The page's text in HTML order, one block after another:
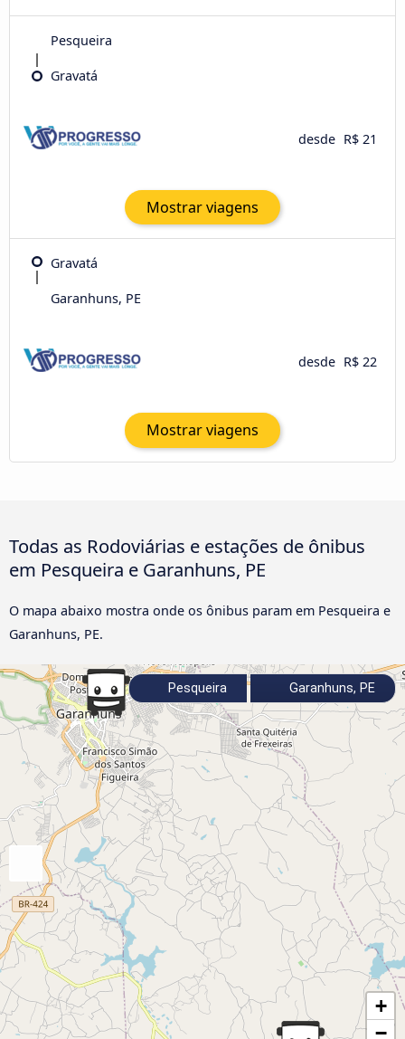
Pesqueira
Gravatá
desde R$ 21
Mostrar viagens
Gravatá
Garanhuns, PE
desde R$ 22
Mostrar viagens
Todas as Rodoviárias e estações de ônibus
em Pesqueira e Garanhuns, PE
O mapa abaixo mostra onde os ônibus param em Pesqueira e
Garanhuns, PE.
+
−
Pesqueira Garanhuns, PE